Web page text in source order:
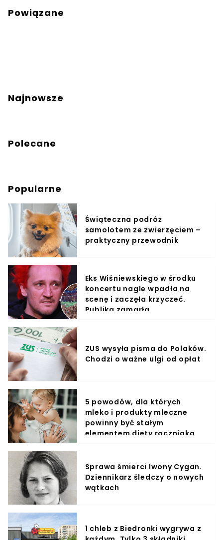
Powiązane
Najnowsze
Polecane
Popularne
Świąteczna podróż
samolotem ze zwierzęciem –
praktyczny przewodnik
Eks Wiśniewskiego w środku
koncertu nagle wpadła na
scenę i zaczęła krzyczeć.
Publika zamarła
ZUS wysyła pisma do Polaków.
Chodzi o ważne ulgi od opłat
5 powodów, dla których
mleko i produkty mleczne
powinny być stałym
elementem diety roczniaka
Sprawa śmierci Iwony Cygan.
Dziennikarz śledczy o nowych
wątkach
1 chleb z Biedronki wygrywa z